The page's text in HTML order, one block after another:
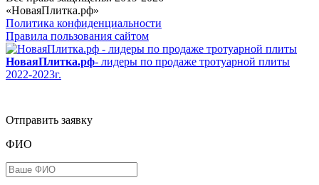
«НоваяПлитка.рф»
Политика конфиденциальности
Правила пользования сайтом
НоваяПлитка.рф- лидеры по продаже тротуарной плиты
2022-2023г.
Отправить заявку
ФИО